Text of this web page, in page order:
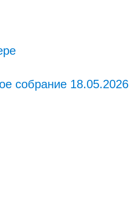
собрание 18.05.2026